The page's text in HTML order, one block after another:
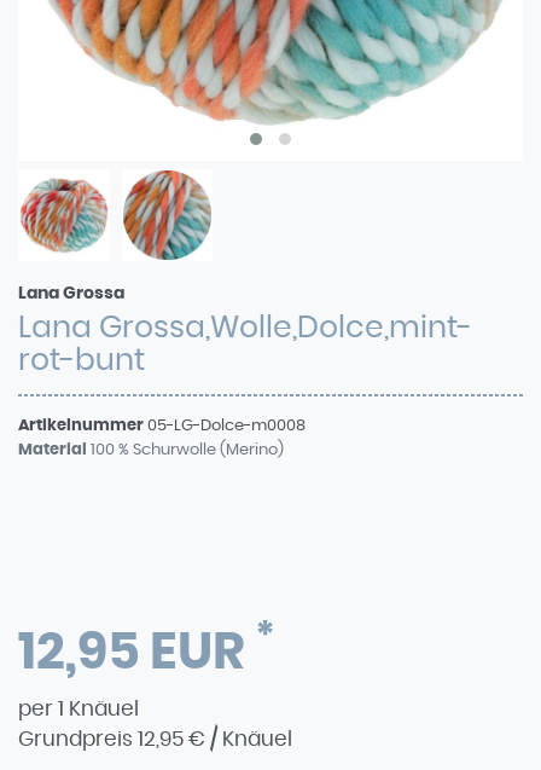
Lana Grossa
Lana Grossa,Wolle,Dolce,mint-
rot-bunt
Artikelnummer 05-LG-Dolce-m0008
Material 100 % Schurwolle (Merino)
12,95 EUR *
per 1
Knäuel
Grundpreis 12,95 € / Knäuel